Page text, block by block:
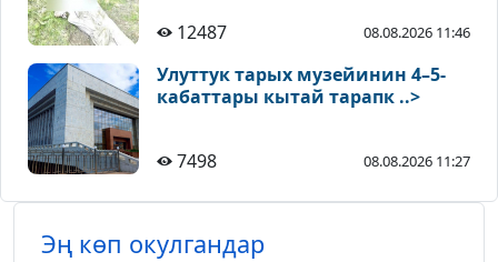
12487 08.08.2026 11:46
Улуттук тарых музейинин 4–5-
кабаттары кытай тарапк ..>
7498 08.08.2026 11:27
Эң көп окулгандар